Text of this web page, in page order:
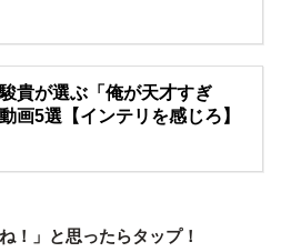
貴が選ぶ「俺が天才すぎ
画5選【インテリを感じろ】
！」と思ったらタップ！